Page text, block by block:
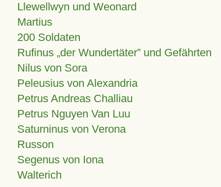
Llewellwyn und Weonard
Martius
200 Soldaten
Rufinus „der Wundertäter” und Gefährten
Nilus von Sora
Peleusius von Alexandria
Petrus Andreas Challiau
Petrus Nguyen Van Luu
Saturninus von Verona
Russon
Segenus von Iona
Walterich